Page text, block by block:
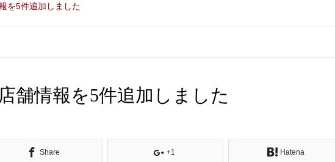
を5件追加しました
舗情報を5件追加しました
Share +1 Hatena